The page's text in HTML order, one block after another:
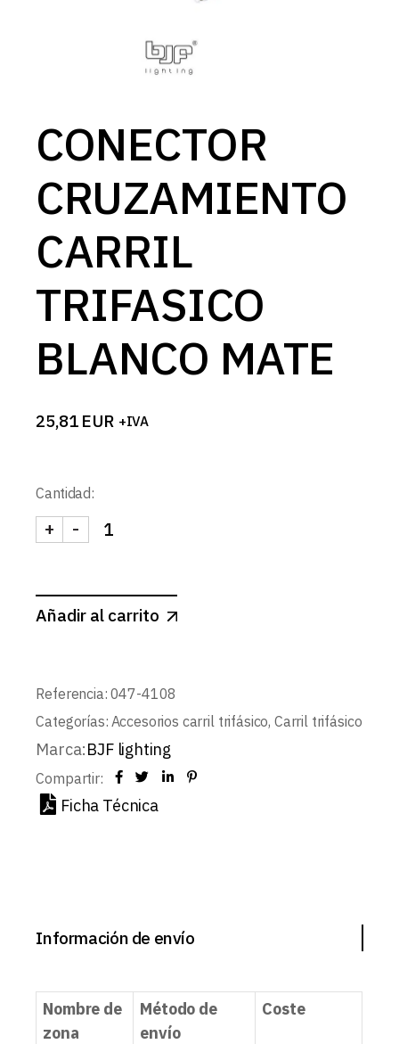
CONECTOR
CRUZAMIENTO
CARRIL
TRIFASICO
BLANCO MATE
25,81 EUR +IVA
Cantidad:
CONECTOR CRUZAMIENTO CARRIL TRIFASICO
-
+
Añadir al carrito
Referencia: 047-4108
Categorías: Accesorios carril trifásico, Carril trifásico
Marca:BJF lighting
Compartir:
Ficha Técnica
Información de envío
Nombre de
zona
Método de
envío
Coste